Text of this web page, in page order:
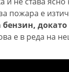
пожара е
докато
е в реда на
Варна
Спипаха
дядо с 53